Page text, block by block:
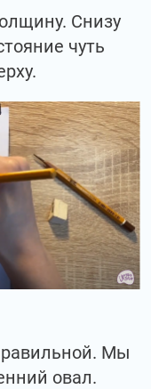
Снизу
чуть
Мы
овал.